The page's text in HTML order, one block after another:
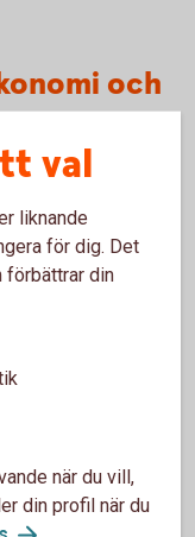
och
och förmåga att
på din ekonomi
ta kontroll och
bestämt er för att
val
liknande
för dig. Det
förbättrar din
när du vill,
din profil när du